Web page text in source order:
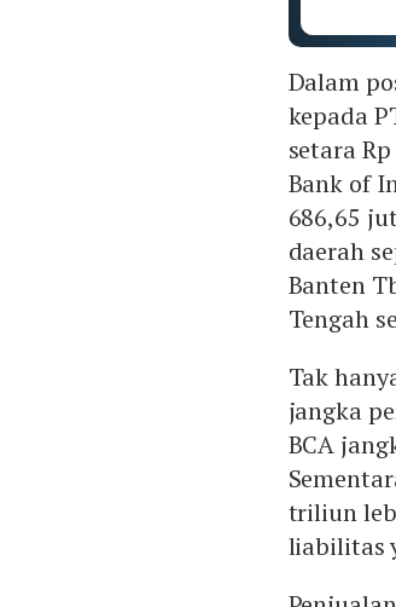
Dalam
kepada
setara
Bank of
686,65
daerah
Banten
Tengah
Tak
jangka
BCA
triliun
liabilitas